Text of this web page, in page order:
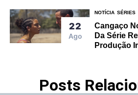
22
Ago
NOTÍCIA SÉRIES
Cangaço
Da Série
Produção
Posts